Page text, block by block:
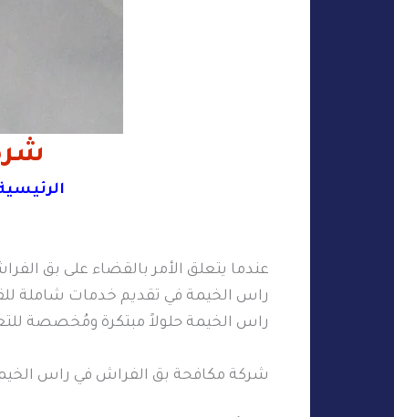
عندما يتعلق الأمر بالقضاء على بق
راس الخيمة في تقديم خدمات شاملة
راس الخيمة حلولاً مبتكرة ومُخصصة
شركة مكافحة بق الفراش في راس